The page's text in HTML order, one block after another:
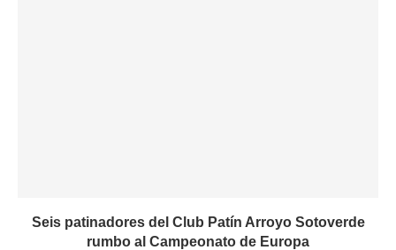
Seis patinadores del Club Patín Arroyo Sotoverde
rumbo al Campeonato de Europa